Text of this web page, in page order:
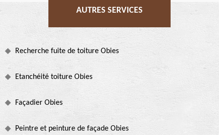
AUTRES SERVICES
Recherche fuite de toiture Obies
Etanchéité toiture Obies
Façadier Obies
Peintre et peinture de façade Obies